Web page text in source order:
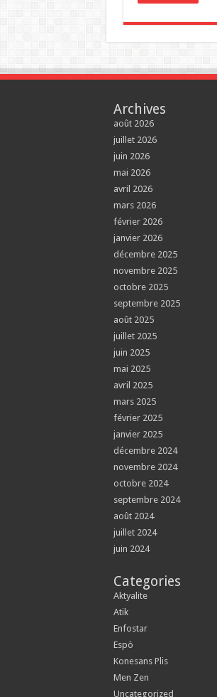
Archives
août 2026
juillet 2026
juin 2026
mai 2026
avril 2026
mars 2026
février 2026
janvier 2026
décembre 2025
novembre 2025
octobre 2025
septembre 2025
août 2025
juillet 2025
juin 2025
mai 2025
avril 2025
mars 2025
février 2025
janvier 2025
décembre 2024
novembre 2024
octobre 2024
septembre 2024
août 2024
juillet 2024
juin 2024
Categories
Aktyalite
Atik
Enfostar
Espò
Konesans Plis
Men Zen
Uncategorized